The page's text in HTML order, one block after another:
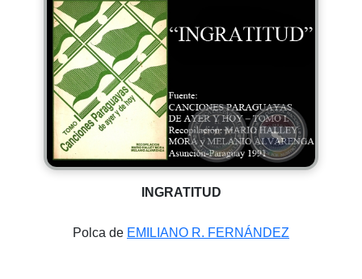
INGRATITUD
Polca de EMILIANO R. FERNÁNDEZ